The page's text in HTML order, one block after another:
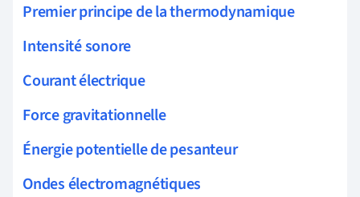
Premier principe de la thermodynamique
Intensité sonore
Courant électrique
Force gravitationnelle
Énergie potentielle de pesanteur
Ondes électromagnétiques